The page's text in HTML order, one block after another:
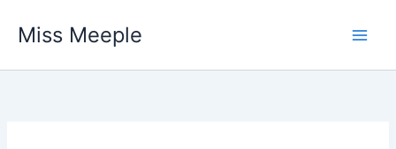
Miss Meeple